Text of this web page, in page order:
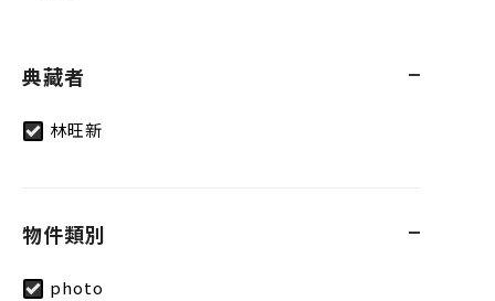
典藏者
林旺新
物件類別
photo